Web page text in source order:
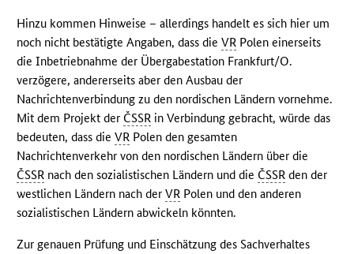
Hinzu kommen Hinweise – allerdings handelt es sich hier um
noch nicht bestätigte Angaben, dass dieVR Polen einerseits
die Inbetriebnahme der Übergabestation Frankfurt/O.
verzögere, andererseits aber den Ausbau der
Nachrichtenverbindung zu den nordischen Ländern vornehme.
Mit dem Projekt der ČSSR in Verbindung gebracht, würde das
bedeuten, dass dieVR Polen den gesamten
Nachrichtenverkehr von den nordischen Ländern über die
ČSSR nach den sozialistischen Ländern und die ČSSR den der
westlichen Ländern nach derVR Polen und den anderen
sozialistischen Ländern abwickeln könnten.
Zur genauen Prüfung und Einschätzung des Sachverhaltes